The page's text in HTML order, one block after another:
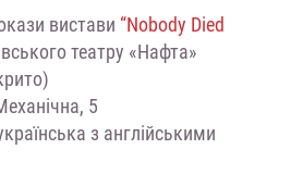
вистави “Nobody Died
театру «Нафта»
5
з англійськими